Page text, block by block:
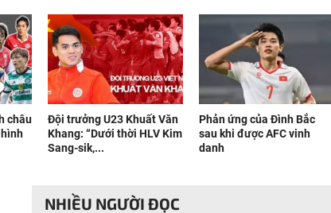
châu
Đội trưởng U23 Khuất Văn
Khang: “Dưới thời HLV Kim
Sang-sik,...
Phản ứng của Đình Bắc
sau khi được AFC vinh
danh
NHIỀU NGƯỜI ĐỌC